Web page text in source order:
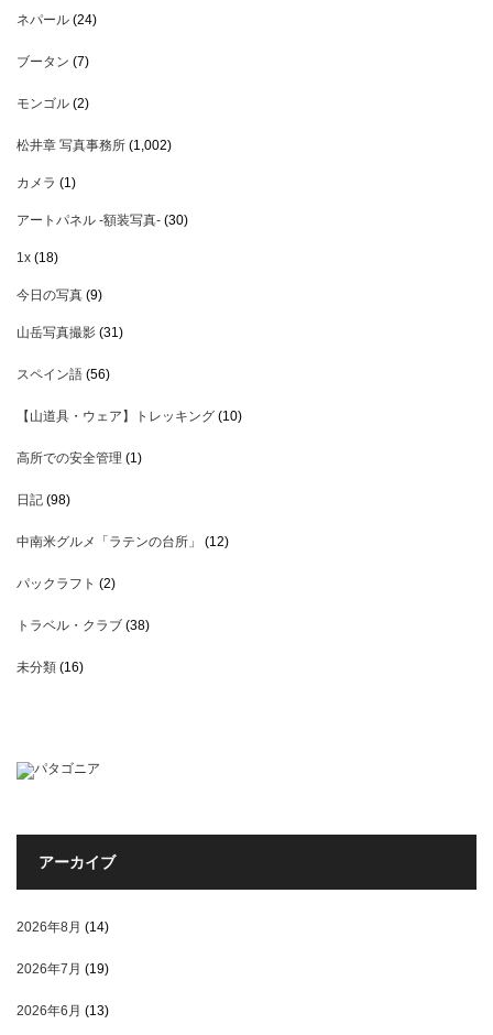
ネパール (24)
ブータン (7)
モンゴル (2)
松井章 写真事務所 (1,002)
カメラ (1)
アートパネル -額装写真- (30)
1x (18)
今日の写真 (9)
山岳写真撮影 (31)
スペイン語 (56)
【山道具・ウェア】トレッキング (10)
高所での安全管理 (1)
日記 (98)
中南米グルメ「ラテンの台所」 (12)
パックラフト (2)
トラベル・クラブ (38)
未分類 (16)
アーカイブ
2026年8月 (14)
2026年7月 (19)
2026年6月 (13)